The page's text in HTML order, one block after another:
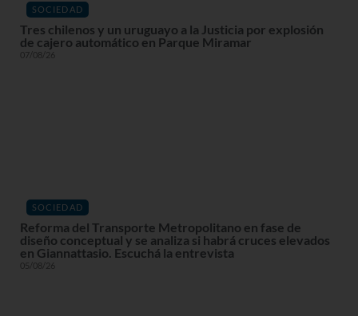
SOCIEDAD
Tres chilenos y un uruguayo a la Justicia por explosión
de cajero automático en Parque Miramar
07/08/26
SOCIEDAD
Reforma del Transporte Metropolitano en fase de
diseño conceptual y se analiza si habrá cruces elevados
en Giannattasio. Escuchá la entrevista
05/08/26